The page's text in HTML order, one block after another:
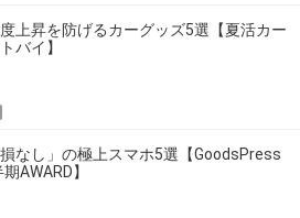
上昇を防げるカーグッズ5選【夏活カー
バイ】
損なし」の極上スマホ5選【GoodsPress
AWARD】